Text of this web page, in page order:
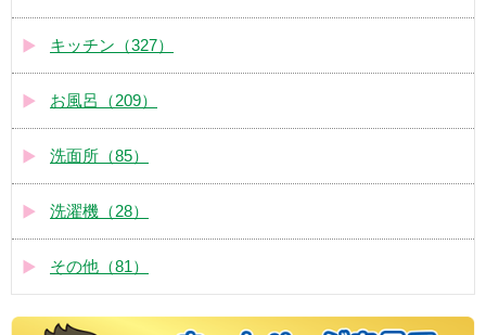
キッチン（327）
お風呂（209）
洗面所（85）
洗濯機（28）
その他（81）